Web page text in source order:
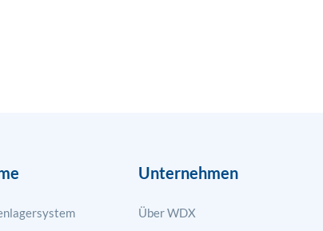
Unternehmen
Über WDX